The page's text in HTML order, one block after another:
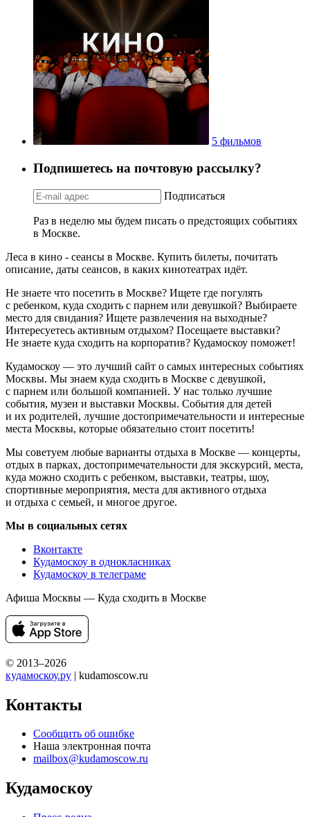
5 фильмов
Подпишетесь на почтовую рассылку?
Подписаться
Раз в неделю мы будем писать о предстоящих событиях
в Москве.
Леса в кино - сеансы в Москве. Купить билеты, почитать
описание, даты сеансов, в каких кинотеатрах идёт.
Не знаете что посетить в Москве? Ищете где погулять
с ребенком, куда сходить с парнем или девушкой? Выбираете
место для свидания? Ищете развлечения на выходные?
Интересуетесь активным отдыхом? Посещаете выставки?
Не знаете куда сходить на корпоратив? Кудамоскоу поможет!
Кудамоскоу — это лучший сайт о самых интересных событиях
Москвы. Мы знаем куда сходить в Москве с девушкой,
с парнем или большой компанией. У нас только лучшие
события, музеи и выставки Москвы. События для детей
и их родителей, лучшие достопримечательности и интересные
места Москвы, которые обязательно стоит посетить!
Мы советуем любые варианты отдыха в Москве — концерты,
отдых в парках, достопримечательности для экскурсий, места,
куда можно сходить с ребенком, выставки, театры, шоу,
спортивные мероприятия, места для активного отдыха
и отдыха с семьей, и многое другое.
Мы в социальных сетях
Вконтакте
Кудамоскоу в однокласниках
Кудамоскоу в телеграме
Афиша Москвы — Куда сходить в Москве
© 2013–2026
кудамоскоу.ру | kudamoscow.ru
Контакты
Сообщить об ошибке
Наша электронная почта
mailbox@kudamoscow.ru
Кудамоскоу